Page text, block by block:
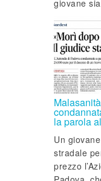
giovane
la parola
Un
stradale
prezzo